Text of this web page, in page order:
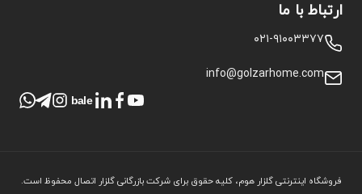
bale
ارتباط با ما
۰۲۱-۹۱۰۰۳۳۷۷
info@golzarhome.com
فروشگاه اینترنتی گلزار هوم، کلیه حقوق برای شرکت بازرگانی گلزار اتصال محفوظ است.